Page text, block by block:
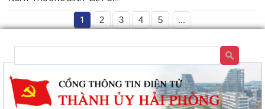
1 2 3 4 5 ...